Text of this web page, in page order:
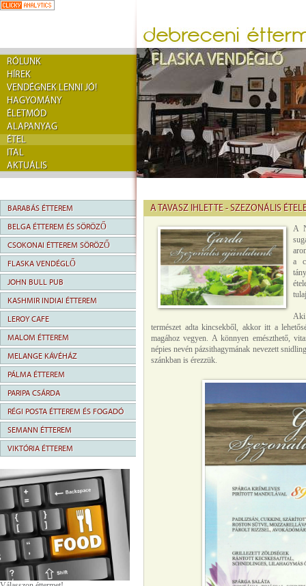
RÓLUNK
HÍREK
VENDÉGNEK LENNI JÓ!
HAGYOMÁNY
ÉLETMÓD
ALAPANYAG
ÉTEL
ITAL
AKTUÁLIS
BARABÁS ÉTTEREM
BELGA ÉTTEREM ÉS SÖRÖZŐ
CSOKONAI ÉTTEREM SÖRÖZŐ
FLASKA VENDÉGLŐ
JOHN BULL PUB
KASHMIR INDIAI ÉTTEREM
LEROY CAFE
MALOM ÉTTEREM
MELANGE KÁVÉHÁZ
PÁLMA ÉTTEREM
PARIPA CSÁRDA
RÉGI POSTA ÉTTEREM ÉS FOGADÓ
SEMANN ÉTTEREM
VIKTÓRIA ÉTTEREM
A TAVASZ IHLETTE - SZEZONÁLIS
A
a
Aki
természet adta kincsekből, akkor itt a
magához vegyen. A könnyen emészthető,
népies nevén pázsithagymának nevezett
szánkban is érezzük.